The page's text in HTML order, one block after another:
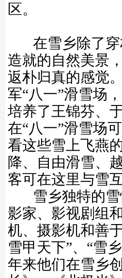
区。
在雪乡除了
造就的自然美景
返朴归真的感觉
军“八一”滑雪场
培养了王锦芬、
在“八一”滑雪场
看这些雪上飞燕
降、自由滑雪、
客可在这里与雪
雪乡独特的
影家、影视剧组
机、摄影机和善
雪甲天下”、“雪
年来他们在雪乡